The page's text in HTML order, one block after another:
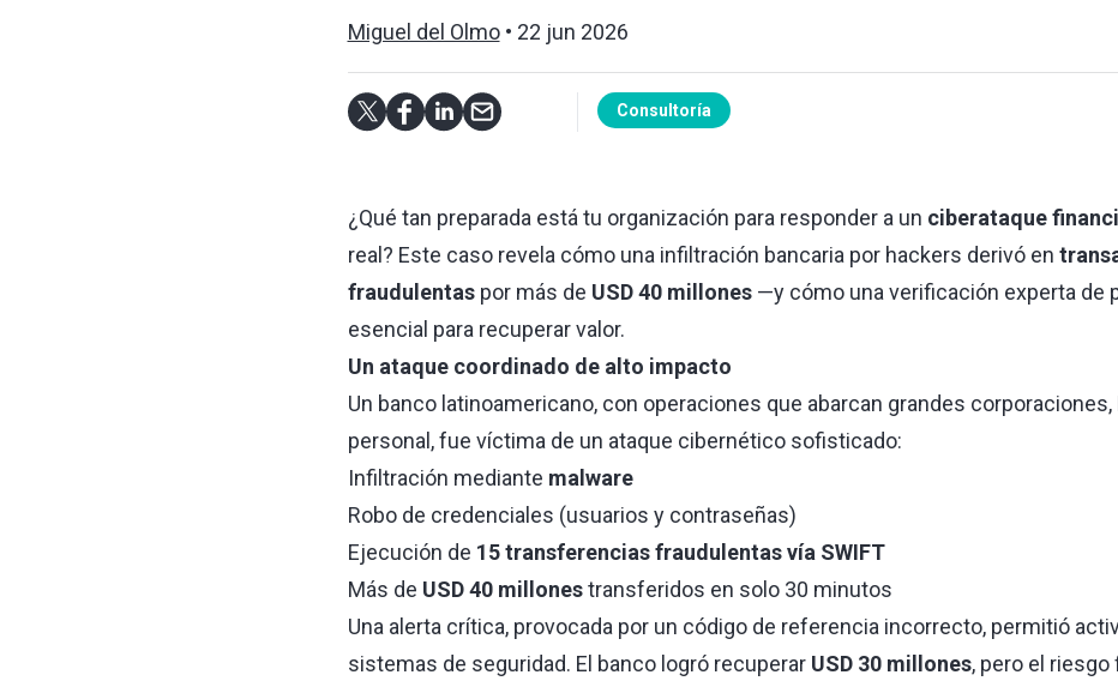
Miguel del Olmo 22 jun 2026
Consultoría
¿Qué tan preparada está tu organización para responder a un ciberataque
real? Este caso revela cómo una infiltración bancaria por hackers derivó en
fraudulentaspor más de USD 40 millones—y cómo una verificación experta de
esencial para recuperar valor.
Un ataque coordinado de alto impacto
Un banco latinoamericano, con operaciones que abarcan grandes
personal, fue víctima de un ataque cibernético sofisticado:
Infiltración mediante malware
Robo de credenciales (usuarios y contraseñas)
Ejecución de 15 transferencias fraudulentas vía SWIFT
Más de USD 40 millonestransferidos en solo 30 minutos
Una alerta crítica, provocada por un código de referencia incorrecto, permitió
sistemas de seguridad. El banco logró recuperar USD 30 millones, pero el riesgo